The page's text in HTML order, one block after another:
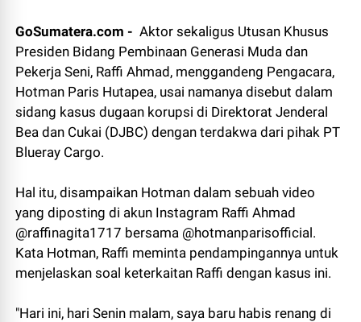
GoSumatera.com - Aktor sekaligus Utusan Khusus
Presiden Bidang Pembinaan Generasi Muda dan
Pekerja Seni, Raffi Ahmad, menggandeng Pengacara,
Hotman Paris Hutapea, usai namanya disebut dalam
sidang kasus dugaan korupsi di Direktorat Jenderal
Bea dan Cukai (DJBC) dengan terdakwa dari pihak PT
Blueray Cargo.
Hal itu, disampaikan Hotman dalam sebuah video
yang diposting di akun Instagram Raffi Ahmad
@raffinagita1717 bersama @hotmanparisofficial.
Kata Hotman, Raffi meminta pendampingannya untuk
menjelaskan soal keterkaitan Raffi dengan kasus ini.
"Hari ini, hari Senin malam, saya baru habis renang di